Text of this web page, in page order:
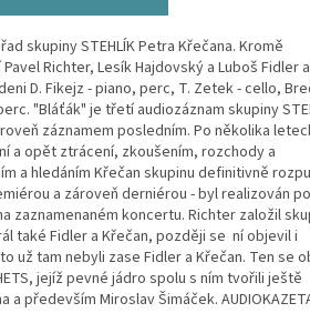
skupiny STEHLÍK Petra Křečana. Kromě
Richter, Lesík Hajdovský a Luboš Fidler
D. Fikejz - piano, perc, T. Zetek - cello,
"Bláťák" je třetí audiozáznam skupiny
záznamem posledním. Po několika
a opět ztrácení, zkoušením, rozchody a
a hledáním Křečan skupinu definitivně
a zároveň derniérou - byl realizován
zaznamenaném koncertu. Richter založil
také Fidler a Křečan, později se ní objevil i
už tam nebyli zase Fidler a Křečan. Ten se
jejíž pevné jádro spolu s ním tvořili ještě
a především Miroslav Šimáček.